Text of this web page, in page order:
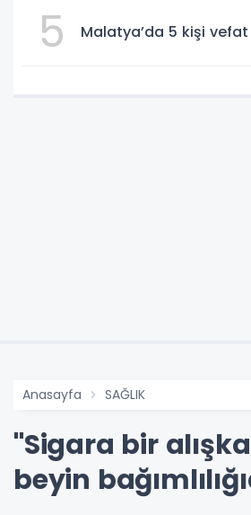
5 Malatya’da 5 kişi
Anasayfa SAĞLIK
"Sigara bir
beyin